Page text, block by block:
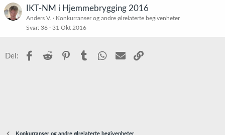
IKT-NM i Hjemmebrygging 2016
Anders V.
Konkurranser og andre ølrelaterte begivenheter
Svar 36 31 Okt 2016
Del: Facebook
Reddit PinterestTumblr WhatsApp
E-post
Konkurranser og andre ølrelaterte begivenheter